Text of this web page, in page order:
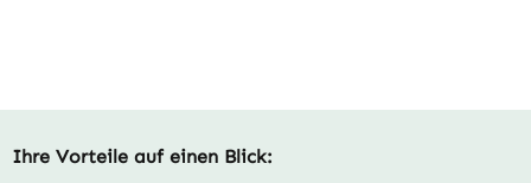
Ihre Vorteile auf einen Blick: